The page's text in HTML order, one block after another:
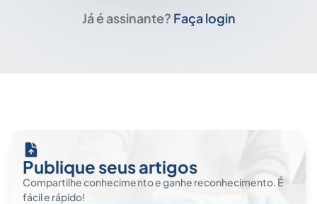
Já é assinante? Faça login
Publique seus artigos
Compartilhe conhecimento e ganhe reconhecimento. É
fácil e rápido!